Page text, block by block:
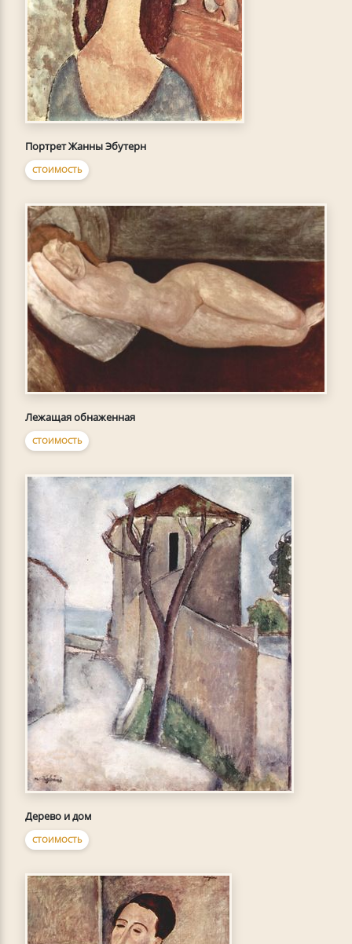
Портрет Жанны Эбутерн
СТОИМОСТЬ
Лежащая обнаженная
СТОИМОСТЬ
Дерево и дом
СТОИМОСТЬ